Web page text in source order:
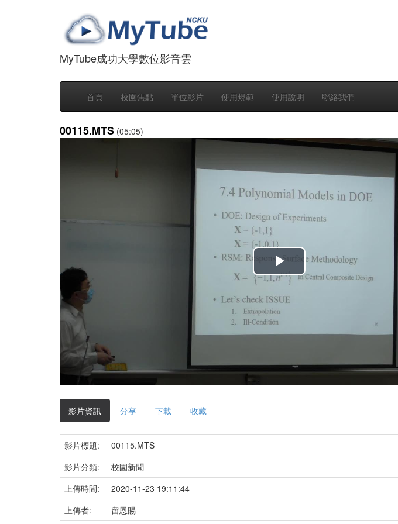
MyTube成功大學數位影音雲
首頁 校園焦點 單位影片 使用規範 使用說明 聯絡我們
00115.MTS (05:05)
播
放
影片資訊 分享 下載 收藏
影片標題:
00115.MTS
影片分類:
校園新聞
上傳時間:
2020-11-23 19:11:44
上傳者:
留恩賜